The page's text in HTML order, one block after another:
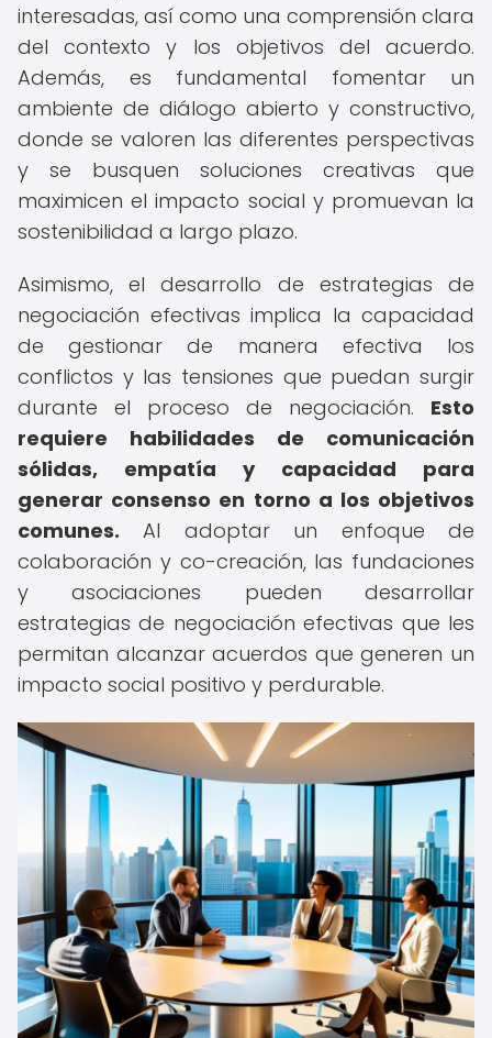
interesadas, así como una comprensión clara
del contexto y los objetivos del acuerdo.
Además, es fundamental fomentar un
ambiente de diálogo abierto y constructivo,
donde se valoren las diferentes perspectivas
y se busquen soluciones creativas que
maximicen el impacto social y promuevan la
sostenibilidad a largo plazo.
Asimismo, el desarrollo de estrategias de
negociación efectivas implica la capacidad
de gestionar de manera efectiva los
conflictos y las tensiones que puedan surgir
durante el proceso de negociación. Esto
requiere habilidades de comunicación
sólidas, empatía y capacidad para
generar consenso en torno a los objetivos
comunes. Al adoptar un enfoque de
colaboración y co-creación, las fundaciones
y asociaciones pueden desarrollar
estrategias de negociación efectivas que les
permitan alcanzar acuerdos que generen un
impacto social positivo y perdurable.